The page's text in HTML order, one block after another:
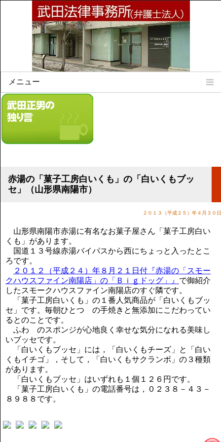
メニュー
Home
所属弁護士
法律相談案内
リンク集
気をつけたい法律のポイント
武田正男の独り言
赤湯の「菓子工房白いくも」の「白いくもブッ
セ」（山形県南陽市）
２０１３（平成２５）年４月３０日
山形県南陽市赤湯に有名なお菓子屋さん「菓子工房白い
くも」があります。
国道１３号線赤湯バイパスから西にちょっと入ったとこ
ろです。
２０１２（平成２４）年８月２１日付『赤湯の「スモー
クハウスファイン南陽店」の「Ｂｉｇドッグ」』 で御紹介
したスモークハウスファイン南陽店のすぐ隣です。
「菓子工房白いくも」の１番人気商品が「白いくもブッ
セ」です。毎朝ひとつゝの手焼きと無添加にこだわってい
るとのことです。
ふわゝのスポンジが心地良く幸せな気分になれる美味し
いブッセです。
「白いくもブッセ」には，「白いくもチーズ」と「白い
くもイチゴ」，そして，「白いくもサクランボ」の３種類
があります。
「白いくもブッセ」はいずれも１個１２６円です。
「菓子工房白いくも」の電話番号は，０２３８－４３－
８９８８です。